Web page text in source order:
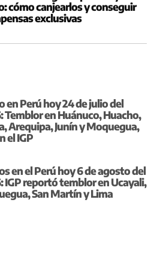
cómo canjearlos y conseguir
exclusivas
en Perú hoy 24 de julio del
Temblor en Huánuco, Huacho,
Arequipa, Junín y Moquegua,
el IGP
en el Perú hoy 6 de agosto del
IGP reportó temblor en Ucayali,
San Martín y Lima